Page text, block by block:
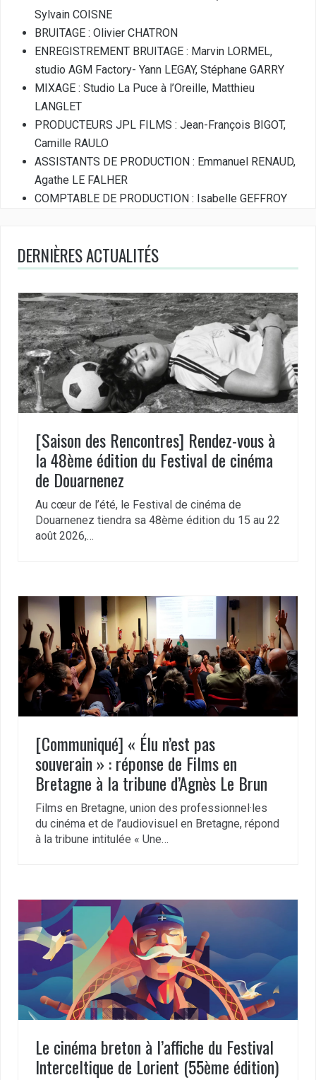
Sylvain COISNE
BRUITAGE : Olivier CHATRON
ENREGISTREMENT BRUITAGE : Marvin LORMEL,
studio AGM Factory- Yann LEGAY, Stéphane GARRY
MIXAGE : Studio La Puce à l’Oreille, Matthieu
LANGLET
PRODUCTEURS JPL FILMS : Jean-François BIGOT,
Camille RAULO
ASSISTANTS DE PRODUCTION : Emmanuel RENAUD,
Agathe LE FALHER
COMPTABLE DE PRODUCTION : Isabelle GEFFROY
DERNIÈRES ACTUALITÉS
[Saison des Rencontres] Rendez-vous à
la 48ème édition du Festival de cinéma
de Douarnenez
Au cœur de l’été, le Festival de cinéma de
Douarnenez tiendra sa 48ème édition du 15 au 22
août 2026,…
[Communiqué] « Élu n’est pas
souverain » : réponse de Films en
Bretagne à la tribune d’Agnès Le Brun
Films en Bretagne, union des professionnel·les
du cinéma et de l’audiovisuel en Bretagne, répond
à la tribune intitulée « Une…
Le cinéma breton à l’affiche du Festival
Interceltique de Lorient (55ème édition)